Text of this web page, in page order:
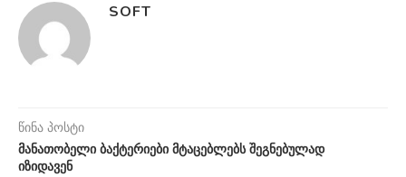
SOFT
წინა პოსტი
მანათობელი ბაქტერიები მტაცებლებს შეგნებულად
იზიდავენ